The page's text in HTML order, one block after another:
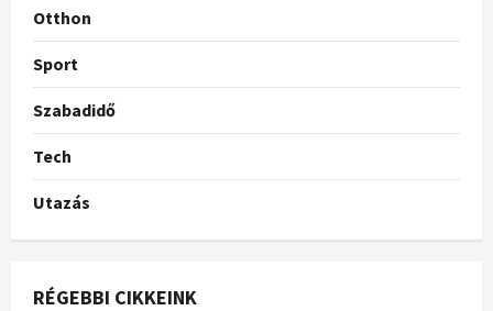
Otthon
Sport
Szabadidő
Tech
Utazás
RÉGEBBI CIKKEINK